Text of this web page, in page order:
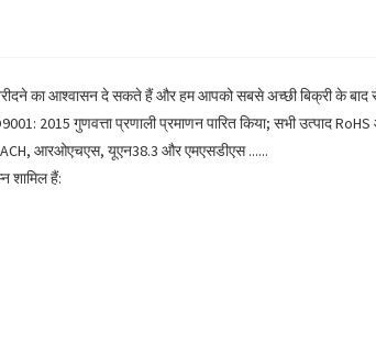
का आश्वासन दे सकते हैं और हम आपको सबसे अच्छी बिक्री के
2015 गुणवत्ता प्रणाली प्रमाणन पारित किया; सभी उत्पाद
आरओएचएस, यूएन38.3 और एमएसडीएस ......
शामिल हैं: